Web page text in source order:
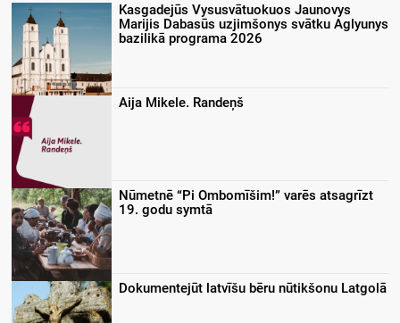
Kasgadejūs Vysusvātuokuos Jaunovys
Marijis Dabasūs uzjimšonys svātku Aglyunys
bazilikā programa 2026
Aija Mikele. Randeņš
Nūmetnē “Pi Ombomīšim!” varēs atsagrīzt
19. godu symtā
Dokumentejūt latvīšu bēru nūtikšonu Latgolā